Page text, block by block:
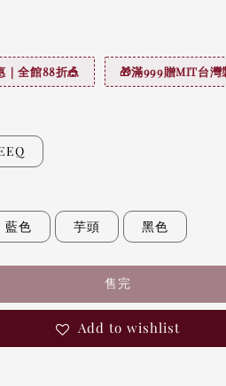
｜全館88折🎪 🎁滿999贈MIT台灣
藍色 芋頭 黑色
售完
Add to wishlist